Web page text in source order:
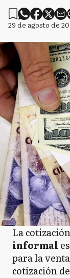
29 de agosto de
La
informal
para la
cotización